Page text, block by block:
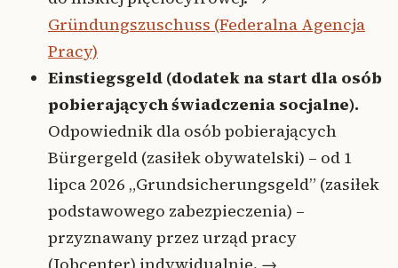
Gründungszuschuss (Federalna Agencja
Pracy)
Einstiegsgeld (dodatek na start dla osób
pobierających świadczenia socjalne).
Odpowiednik dla osób pobierających
Bürgergeld (zasiłek obywatelski) – od 1
lipca 2026 „Grundsicherungsgeld” (zasiłek
podstawowego zabezpieczenia) –
przyznawany przez urząd pracy